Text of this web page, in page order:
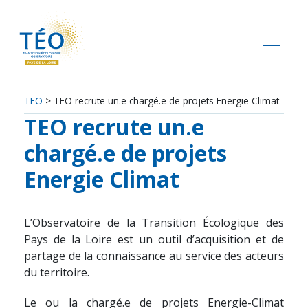
TEO > TEO recrute un.e chargé.e de projets Energie Climat
TEO recrute un.e
chargé.e de projets
Energie Climat
L’Observatoire de la Transition Écologique des
Pays de la Loire est un outil d’acquisition et de
partage de la connaissance au service des acteurs
du territoire.
Le ou la chargé.e de projets Energie-Climat